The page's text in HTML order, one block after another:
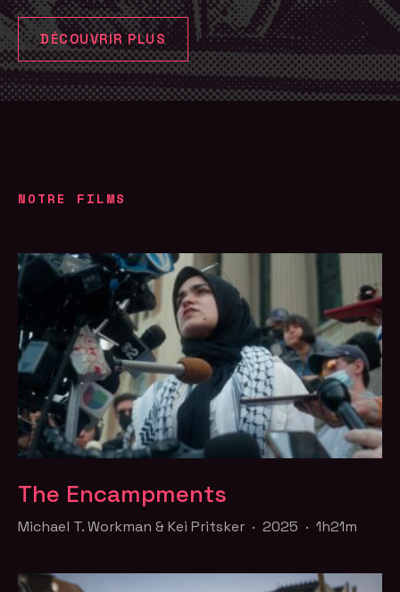
DÉCOUVRIR PLUS
NOTRE FILMS
The Encampments
Michael T. Workman & Kei Pritsker · 2025 · 1h21m